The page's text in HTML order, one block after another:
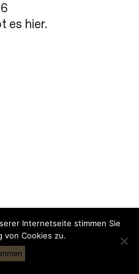
es hier.
Internetseite stimmen Sie
von Cookies zu.